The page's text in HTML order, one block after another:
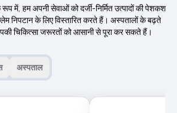
में, हम अपनी सेवाओं को दर्जी-निर्मित उत्पादों की पेशकश
निपटान के लिए विस्तारित करते हैं। अस्पतालों के बढ़ते
चिकित्सा जरूरतों को आसानी से पूरा कर सकते हैं।
अस्पताल